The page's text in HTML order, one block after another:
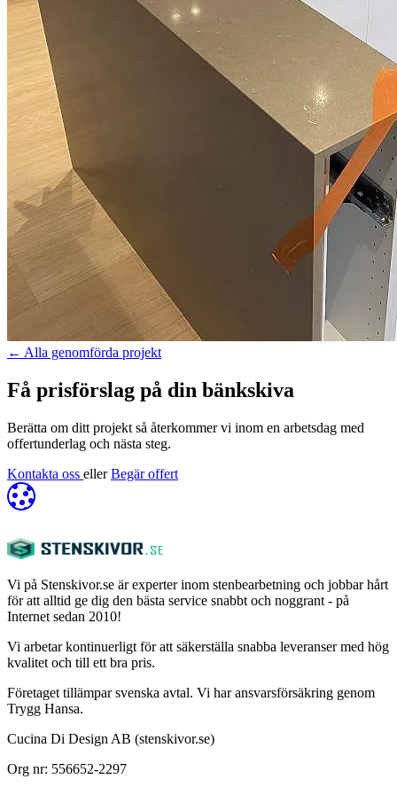
← Alla genomförda projekt
Få prisförslag på din bänkskiva
Berätta om ditt projekt så återkommer vi inom en arbetsdag med
offertunderlag och nästa steg.
Kontakta oss eller Begär offert
Vi på Stenskivor.se är experter inom stenbearbetning och jobbar hårt
för att alltid ge dig den bästa service snabbt och noggrant - på
Internet sedan 2010!
Vi arbetar kontinuerligt för att säkerställa snabba leveranser med hög
kvalitet och till ett bra pris.
Företaget tillämpar svenska avtal. Vi har ansvarsförsäkring genom
Trygg Hansa.
Cucina Di Design AB (stenskivor.se)
Org nr: 556652-2297